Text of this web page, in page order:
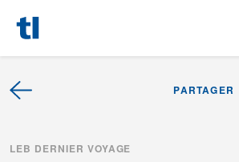
PARTAGER
LEB DERNIER VOYAGE